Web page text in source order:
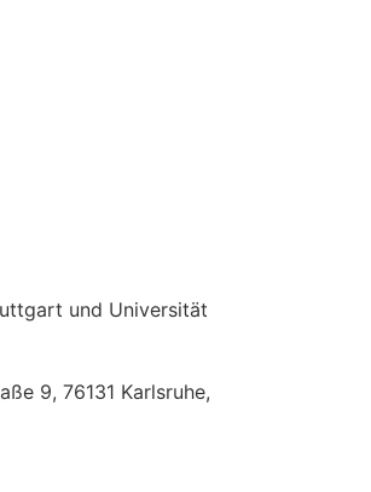
und Universität
9, 76131 Karlsruhe,